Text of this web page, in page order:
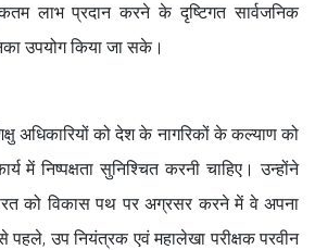
लाभ प्रदान करने के दृष्टिगत सार्वजनिक
उपयोग किया जा सके।
अधिकारियों को देश के नागरिकों के कल्याण को
में निष्पक्षता सुनिश्चित करनी चाहिए। उन्होंने
को विकास पथ पर अग्रसर करने में वे अपना
पहले, उप नियंत्रक एवं महालेखा परीक्षक परवीन